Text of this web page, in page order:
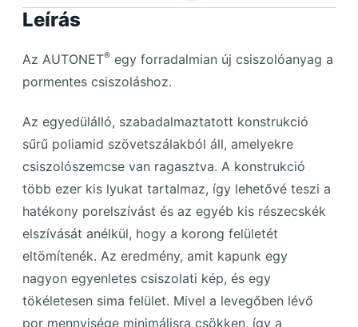
Leírás
Az AUTONET® egy forradalmian új csiszolóanyag a
pormentes csiszoláshoz.
Az egyedülálló, szabadalmaztatott konstrukció
sűrű poliamid szövetszálakból áll, amelyekre
csiszolószemcse van ragasztva. A konstrukció
több ezer kis lyukat tartalmaz, így lehetővé teszi a
hatékony porelszívást és az egyéb kis részecskék
elszívását anélkül, hogy a korong felületét
eltömítenék. Az eredmény, amit kapunk egy
nagyon egyenletes csiszolati kép, és egy
tökéletesen sima felület. Mivel a levegőben lévő
por mennyisége minimálisra csökken, így a